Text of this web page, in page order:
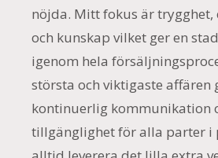
nöjda. Mitt fokus är trygghet,
och kunskap vilket ger en
igenom hela
största och viktigaste affären
kontinuerlig kommunikation
tillgänglighet för alla parter i